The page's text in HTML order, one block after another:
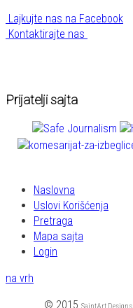
Lajkujte nas na Facebook
Kontaktirajte nas
Prijatelji sajta
Naslovna
Uslovi Korišćenja
Pretraga
Mapa sajta
Login
na vrh
© 2015